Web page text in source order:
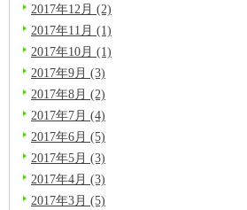
2017年12月 (2)
2017年11月 (1)
2017年10月 (1)
2017年9月 (3)
2017年8月 (2)
2017年7月 (4)
2017年6月 (5)
2017年5月 (3)
2017年4月 (3)
2017年3月 (5)